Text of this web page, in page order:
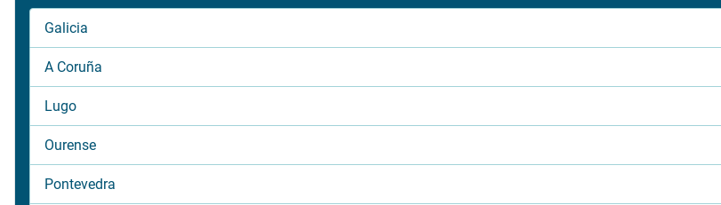
Galicia
A Coruña
Lugo
Ourense
Pontevedra